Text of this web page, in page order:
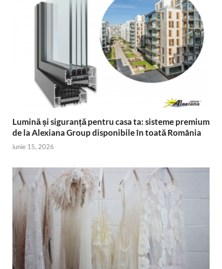
Lumină și siguranță pentru casa ta: sisteme premium
de la Alexiana Group disponibile în toată România
iunie 15, 2026